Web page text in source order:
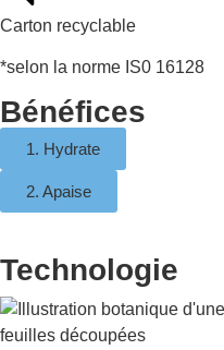
Carton recyclable
*selon la norme IS0 16128
Bénéfices
1. Hydrate
2. Apaise
Technologie